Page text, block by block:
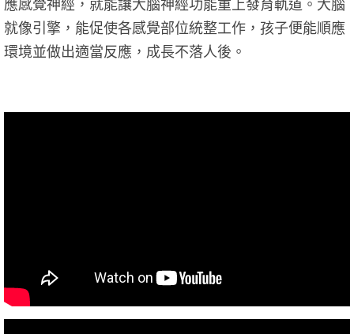
應感覺神經，就能讓大腦神經功能重上發育軌道。大腦
就像引擎，能促使各感覺部位統整工作，孩子便能順應
環境並做出適當反應，成長不落人後。